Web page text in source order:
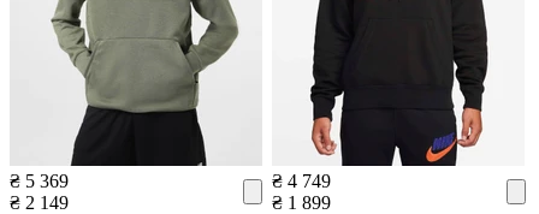
₴ 5 369
₴ 2 149
₴ 4 749
₴ 1 899